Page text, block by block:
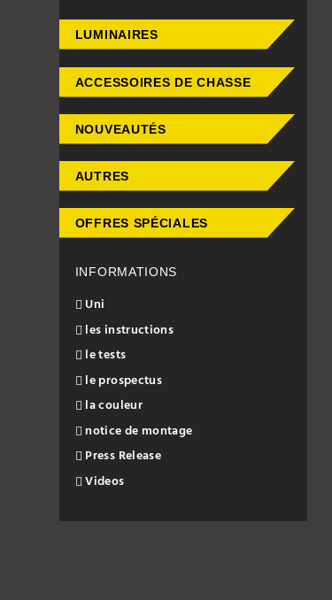
LUMINAIRES
ACCESSOIRES DE CHASSE
NOUVEAUTÉS
AUTRES
OFFRES SPÉCIALES
INFORMATIONS
Uni
les instructions
le tests
le prospectus
la couleur
notice de montage
Press Release
Videos